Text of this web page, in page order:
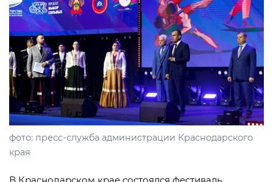
фото: пресс-служба администрации Краснодарского
края